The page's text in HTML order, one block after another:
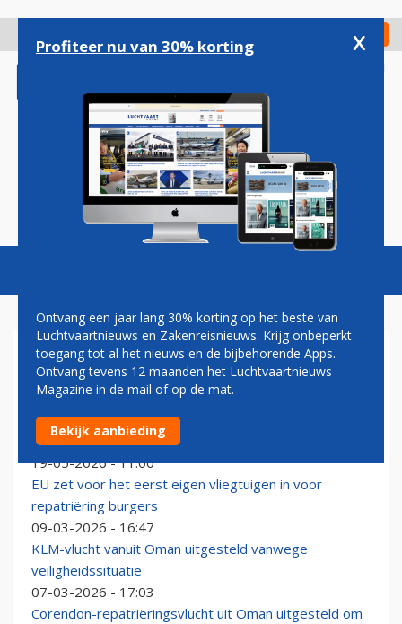
gaan
Check in
Magazine Podcasts Vacatures
OMAN
Airbus A320 (opnieuw) via dezelfde achterdeur in
Russische handen beland
19-05-2026 - 11:00
EU zet voor het eerst eigen vliegtuigen in voor
repatriëring burgers
09-03-2026 - 16:47
KLM-vlucht vanuit Oman uitgesteld vanwege
veiligheidssituatie
07-03-2026 - 17:03
Corendon-repatriëringsvlucht uit Oman uitgesteld om
Profiteer nu van 30% korting x
Ontvang een jaar lang 30% korting op het beste van
Luchtvaartnieuws en Zakenreisnieuws. Krijg onbeperkt
toegang tot al het nieuws en de bijbehorende Apps.
Ontvang tevens 12 maanden het Luchtvaartnieuws
Magazine in de mail of op de mat.
Bekijk aanbieding